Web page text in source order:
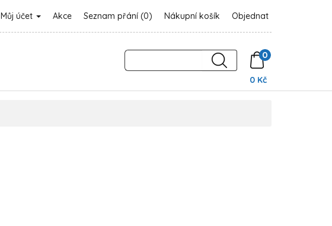
Můj účet Akce Seznam přání (0) Nákupní košík Objednat
0
0 Kč